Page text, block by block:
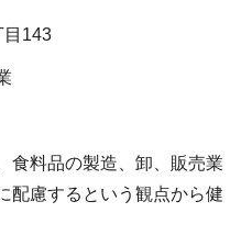
143
食料品の製造、卸、販売業
配慮するという観点から健